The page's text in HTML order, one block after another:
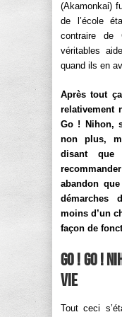
(Akamonkai)
de l’école
contraire
véritables
quand ils en
Après tout
relativement
Go ! Nihon,
non plus,
disant
abandon
démarches
moins d’un
façon de
Go ! Go !
vie
Tout ceci